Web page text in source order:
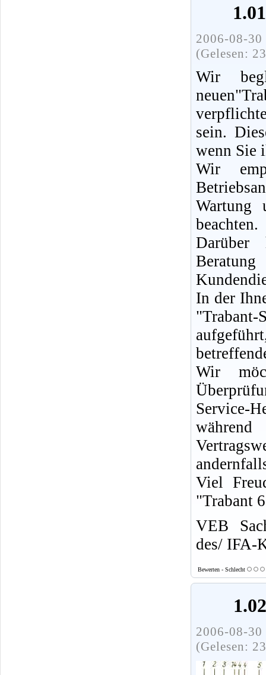
2006-08-
(Gelesen:
Wir
sein.
wenn Sie
Wir
Wartung
beachten.
Darüber
In der
Wir
Service-
Viel
"Trabant
VEB
des/ IFA-
Bewerten - Schlecht
2006-08-
(Gelesen: